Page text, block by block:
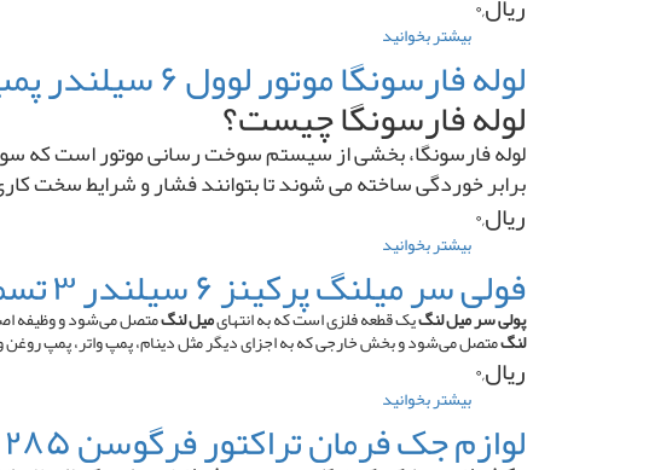
بیشتر بخوانید
بلبرینگ
۲۹۶۸۵/۲۰
مخصوص
تراکتور
لوله فارسونگا موتور لوول ۶ سیلندر پمپ ردیفی
لوله فارسونگا چیست؟
لوله فارسونگا، بخشی از سیستم سوخت ‌رسانی موتور است که
برابر خوردگی ساخته می ‌شوند تا بتوانند فشار و شرایط سخت
ریال,۰
بیشتر بخوانید
فارسونگا
موتور
لوول
۶
ردیفی
فولی سر میلنگ پرکینز ۶ سیلندر ۳ تسمه منجید دار
پولی سر میل لنگیک قطعه فلزی است که به انتهایمیل لنگمتصل می‌شود و وظیفه
لنگمتصل می‌شود و بخش خارجی که به اجزای دیگر مثل دینام، پمپ واتر، پمپ
ریال,۰
بیشتر بخوانید
سر
لوازم جک فرمان تراکتور فرگوسن ۲۸۵